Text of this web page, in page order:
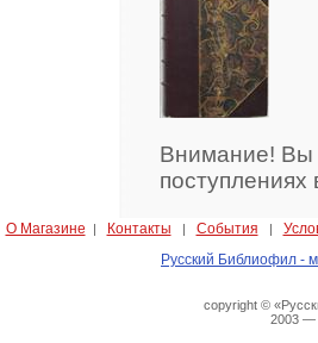
Внимание! Вы
О Магазине | Контакты | События |
Русский Библиофил -
copyright ©
2003 —